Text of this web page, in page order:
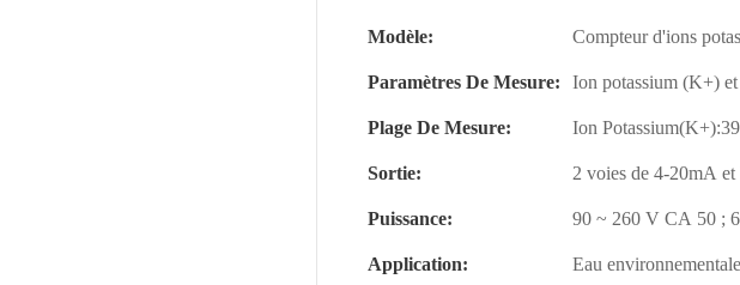
Modèle:
Compteur d'ions
Paramètres De Mesure: Ion potassium (K+)
Plage De Mesure:
Ion
Sortie:
2 voies de 4-20mA
Puissance:
90 ~ 260 V CA 50 ;
Application:
Eau